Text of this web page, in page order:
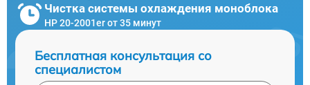
Чистка системы охлаждения моноблока
HP 20-2001er от 35 минут
Бесплатная консультация со
специалистом